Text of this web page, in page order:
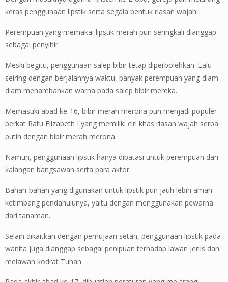
keras penggunaan lipstik serta segala bentuk riasan wajah.
Perempuan yang memakai lipstik merah pun seringkali dianggap
sebagai penyihir.
Meski begitu, penggunaan salep bibir tetap diperbolehkan. Lalu
seiring dengan berjalannya waktu, banyak perempuan yang diam-
diam menambahkan warna pada salep bibir mereka.
Memasuki abad ke-16, bibir merah merona pun menjadi populer
berkat Ratu Elizabeth I yang memiliki ciri khas riasan wajah serba
putih dengan bibir merah merona.
Namun, penggunaan lipstik hanya dibatasi untuk perempuan dari
kalangan bangsawan serta para aktor.
Bahan-bahan yang digunakan untuk lipstik pun jauh lebih aman
ketimbang pendahulunya, yaitu dengan menggunakan pewarna
dari tanaman.
Selain dikaitkan dengan pemujaan setan, penggunaan lipstik pada
wanita juga dianggap sebagai penipuan terhadap lawan jenis dan
melawan kodrat Tuhan.